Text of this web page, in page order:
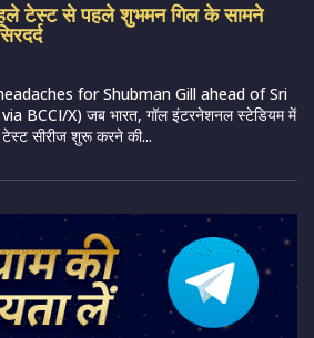
टेस्ट से पहले शुभमन गिल के सामने
for Shubman Gill ahead of Sri
BCCI/X) जब भारत, गॉल इंटरनेशनल स्टेडियम में
सीरीज शुरू करने की...